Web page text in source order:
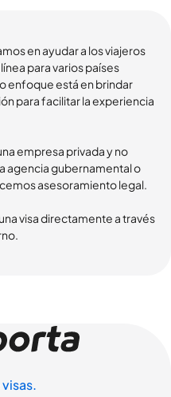
en ayudar a los viajeros
para varios países
enfoque está en brindar
para facilitar la experiencia
empresa privada y no
agencia gubernamental o
asesoramiento legal.
visa directamente a través